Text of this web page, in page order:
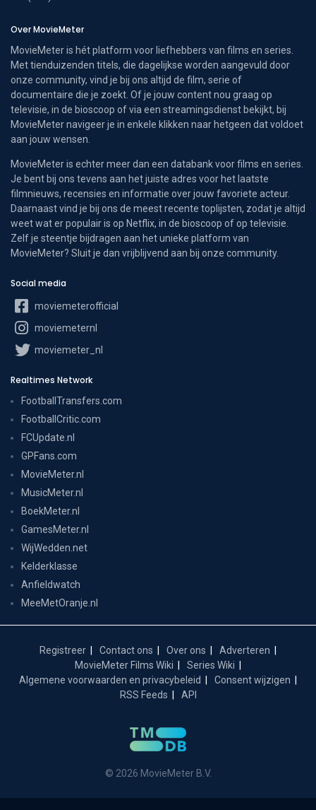
Over MovieMeter
MovieMeter is hét platform voor liefhebbers van films en series.
Met tienduizenden titels, die dagelijkse worden aangevuld door
onze community, vind je bij ons altijd de film, serie of
documentaire die je zoekt. Of je jouw content nou graag op
televisie, in de bioscoop of via een streamingsdienst bekijkt, bij
MovieMeter navigeer je in enkele klikken naar hetgeen dat voldoet
aan jouw wensen.
MovieMeter is echter meer dan een databank voor films en series.
Je bent bij ons tevens aan het juiste adres voor het laatste
filmnieuws, recensies en informatie over jouw favoriete acteur.
Daarnaast vind je bij ons de meest recente toplijsten, zodat je altijd
weet wat er populair is op Netflix, in de bioscoop of op televisie.
Zelf je steentje bijdragen aan het unieke platform van
MovieMeter? Sluit je dan vrijblijvend aan bij onze community.
Social media
moviemeterofficial
moviemeternl
moviemeter_nl
Realtimes Network
FootballTransfers.com
FootballCritic.com
FCUpdate.nl
GPFans.com
MovieMeter.nl
MusicMeter.nl
BoekMeter.nl
GamesMeter.nl
WijWedden.net
Kelderklasse
Anfieldwatch
MeeMetOranje.nl
Registreer Contact ons Over ons
Adverteren
MovieMeter Films Wiki
Series Wiki
Algemene voorwaarden en privacybeleid
Consent wijzigen
RSS Feeds
API
© 2026 MovieMeter B.V.